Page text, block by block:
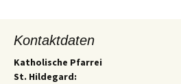
Kontaktdaten
Katholische Pfarrei
St. Hildegard: